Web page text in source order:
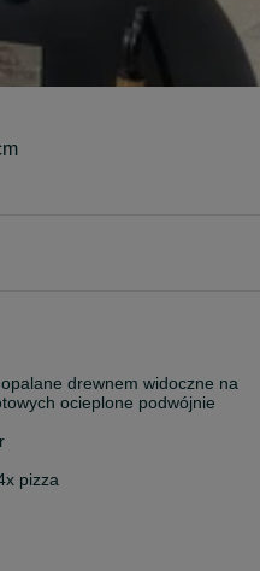
drewnem widoczne na
ocieplone podwójnie
pizza